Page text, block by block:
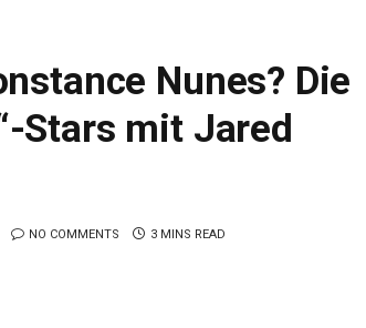
Nunes? Die
Stars mit Jared
NO COMMENTS 3 MINS READ